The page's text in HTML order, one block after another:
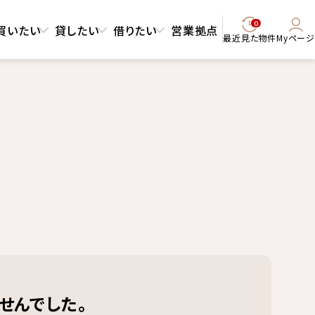
いたい 貸したい 借りたい 営業拠点 0
最近見た物件Myページ
でした。